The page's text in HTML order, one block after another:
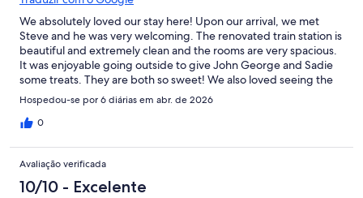
We absolutely loved our stay here! Upon our arrival, we met
Steve and he was very welcoming. The renovated train station is
beautiful and extremely clean and the rooms are very spacious.
It was enjoyable going outside to give John George and Sadie
some treats. They are both so sweet! We also loved seeing the
mares and their foals out in the pasture. I would pick this
beautiful country setting over a busy hotel!
Hospedou-se por 6 diárias em abr. de 2026
0
Avaliação verificada
10/10 - Excelente